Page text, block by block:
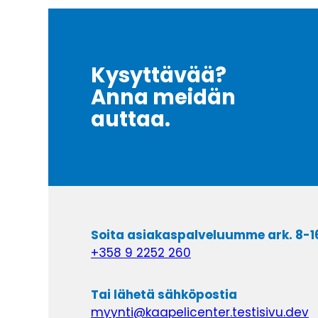
Kysyttävää?
Anna meidän
auttaa.
Soita asiakaspalveluumme ark. 8-
+358 9 2252 260
Tai lähetä sähköpostia
myynti@kaapelicenter.testisivu.dev